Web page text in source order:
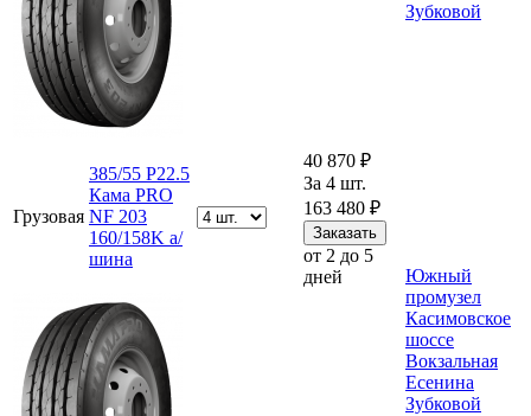
Зубковой
Грузовая
385/55 Р22.5
Кама PRO
NF 203
160/158K а/
шина
40 870 ₽
За 4 шт.
163 480 ₽
от 2 до 5
дней
Южный
промузел
Касимовское
шоссе
Вокзальная
Есенина
Зубковой